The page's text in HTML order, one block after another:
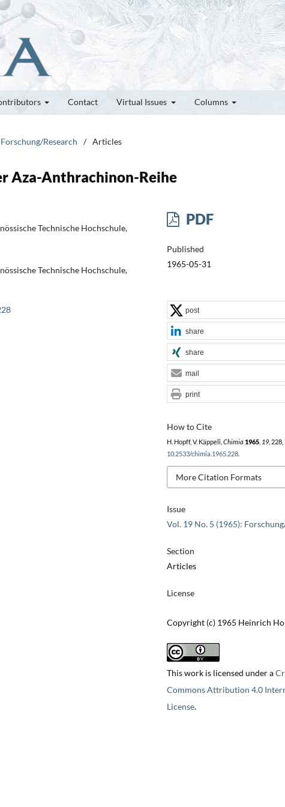
Contact Virtual Issues Columns
Research / Articles
Aza-Anthrachinon-Reihe
Technische Hochschule,
Technische Hochschule,
PDF
Published
1965-05-31
Issue
Vol. 19 No. 5 (1965):
Section
Articles
License
Copyright (c) 1965 Heinrich
This work is licensed under a
Commons Attribution 4.0
License.
How to Cite
H. Hopff, V. Käppeli, Chimia 1965, 19, 228,
10.2533/chimia.1965.228.
More Citation Formats
post
share
share
mail
print